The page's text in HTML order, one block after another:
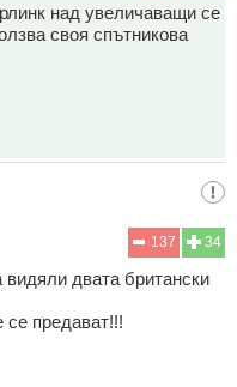
над увеличаващи се
своя спътникова
34
137
видяли двата британски
се предават!!!